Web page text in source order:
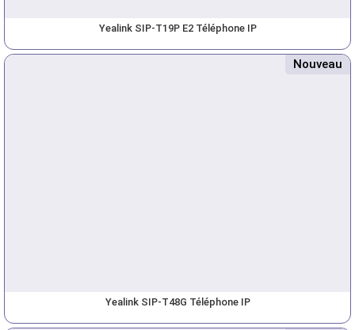
Yealink SIP-T19P E2 Téléphone IP
Nouveau
Yealink SIP-T48G Téléphone IP